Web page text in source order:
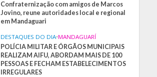
Confraternização com amigos de Marcos
Jovino, reune autoridades local e regional
em Mandaguari
DESTAQUES DO DIA•MANDAGUARÍ
POLÍCIA MILITAR E ÓRGÃOS MUNICIPAIS
REALIZAM AIFU, ABORDAM MAIS DE 100
PESSOAS E FECHAM ESTABELECIMENTOS
IRREGULARES